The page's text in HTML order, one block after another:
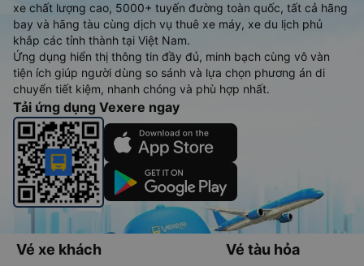
xe chất lượng cao, 5000+ tuyến đường toàn quốc, tất cả hãng
bay và hãng tàu cùng dịch vụ thuê xe máy, xe du lịch phủ
khắp các tỉnh thành tại Việt Nam.
Ứng dụng hiển thị thông tin đầy đủ, minh bạch cùng vô vàn
tiện ích giúp người dùng so sánh và lựa chọn phương án di
chuyển tiết kiệm, nhanh chóng và phù hợp nhất.
Tải ứng dụng Vexere ngay
Vé xe khách Vé tàu hỏa